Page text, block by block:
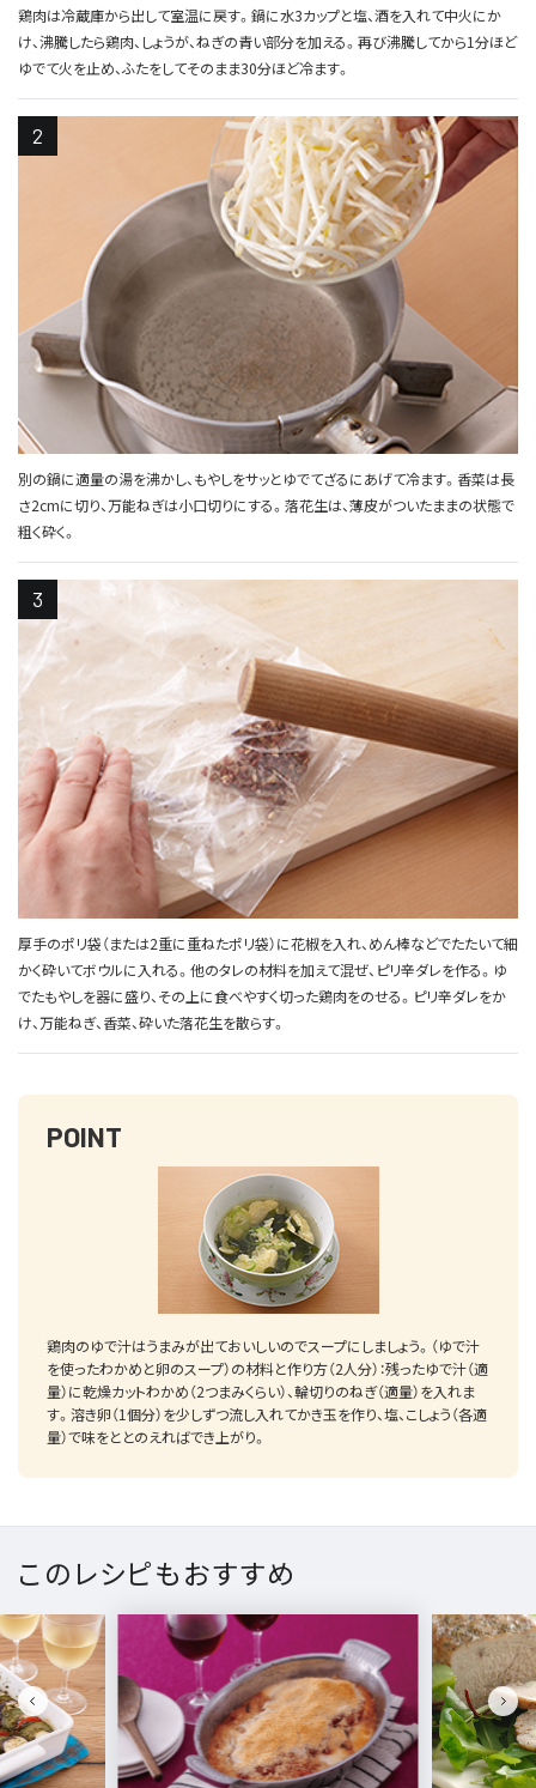
鶏肉は冷蔵庫から出して室温に戻す。鍋に水3カップと塩、酒を入れて中火にか
け、沸騰したら鶏肉、しょうが、ねぎの青い部分を加える。再び沸騰してから1分ほど
ゆでて火を止め、ふたをしてそのまま30分ほど冷ます。
別の鍋に適量の湯を沸かし、もやしをサッとゆでてざるにあげて冷ます。香菜は長
さ2cmに切り、万能ねぎは小口切りにする。落花生は、薄皮がついたままの状態で
粗く砕く。
厚手のポリ袋（または2重に重ねたポリ袋）に花椒を入れ、めん棒などでたたいて細
かく砕いてボウルに入れる。他のタレの材料を加えて混ぜ、ピリ辛ダレを作る。ゆ
でたもやしを器に盛り、その上に食べやすく切った鶏肉をのせる。ピリ辛ダレをか
け、万能ねぎ、香菜、砕いた落花生を散らす。
POINT
鶏肉のゆで汁はうまみが出ておいしいのでスープにしましょう。（ゆで汁
を使ったわかめと卵のスープ）の材料と作り方（2人分）：残ったゆで汁（適
量）に乾燥カットわかめ（2つまみくらい）、輪切りのねぎ（適量）を入れま
す。溶き卵（1個分）を少しずつ流し入れてかき玉を作り、塩、こしょう（各適
量）で味をととのえればでき上がり。
このレシピもおすすめ